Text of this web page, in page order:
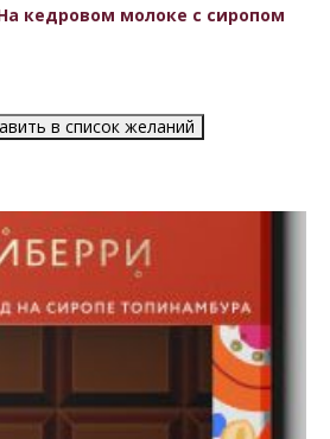
кедровом молоке с сиропом
в список желаний